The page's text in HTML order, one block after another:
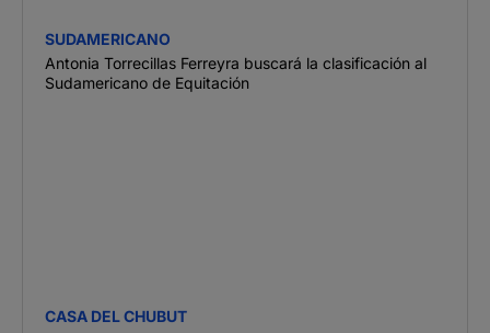
SUDAMERICANO
Antonia Torrecillas Ferreyra buscará la clasificación al
Sudamericano de Equitación
CASA DEL CHUBUT